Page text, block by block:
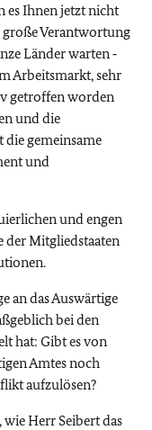
es Ihnen jetzt nicht
große Verantwortung
Länder warten ‑
Arbeitsmarkt, sehr
getroffen worden
und die
die gemeinsame
und
und engen
der Mitgliedstaaten
an das Auswärtige
bei den
hat: Gibt es von
Amtes noch
aufzulösen?
wie Herr Seibert das